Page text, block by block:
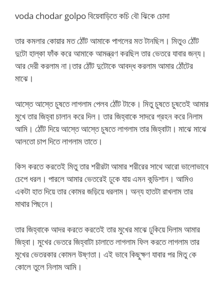
voda chodar golpo বিয়েবাড়িতে কচি বৌ ঝিকে চোদা
তার কমলার কোয়ার মত ঠোঁট আমাকে পাগলের মত টানছিল। মিতুও ঠোঁট
দুটো হাল্কা ফাঁক করে আমাকে আমন্ত্রণ করছিল তার ভেতরে যাবার জন্য।
আর দেরী করলাম না।তার ঠোঁট দুটোকে আবদ্ধ করলাম আমার ঠোঁটের
মাঝে।
আস্তে আস্তে চুষতে লাগলাম পেলব ঠোঁট টাকে। মিতু চুষতে চুষতেই আমার
মুখে তার জিহ্বা চালান করে দিল। তার জিহ্বাকে সাদরে গ্রহন করে নিলাম
আমি। ঠোঁট দিয়ে আস্তে আস্তে চুষতে লাগলাম তার জিহ্বাটা। মাঝে মাঝে
আলতো চাপ দিতে লাগলাম তাতে।
কিস করতে করতেই মিতু তার শরীরটা আমার শরীরের সাথে আরো ভালোভাবে
চেপে ধরল। পারলে আমার ভেতরেই ঢুকে যায় এমন কন্ডিশান। আমিও
একটা হাত দিয়ে তার কোমর জড়িয়ে ধরলাম। অন্য হাতটা রাখলাম তার
মাথার পিছনে।
তার জিহ্বাকে আদর করতে করতেই তার মুখের মাঝে ঢুকিয়ে দিলাম আমার
জিহ্বা। মুখের ভেতরে জিহ্বাটা চালাতে লাগলাম ফিল করতে লাগলাম তার
মুখের ভেতরকার কোমল উষ্ণতা। এই ভাবে কিছুক্ষণ যাবার পর মিতু কে
কোলে তুলে নিলাম আমি।